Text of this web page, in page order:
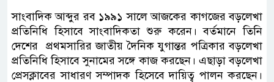
সাংবাদিক আব্দুর রব ১৯৯১ সালে আজকের কাগজের বড়লেখা
প্রতিনিধি হিসাবে সাংবাদিকতা শুরু করেন। বর্তমানে তিনি
দেশের প্রথমসারির জাতীয় দৈনিক যুগান্তর পত্রিকার বড়লেখা
প্রতিনিধি হিসাবে সুনামের সঙ্গে কাজ করছেন। এছাড়া বড়লেখা
প্রেসক্লাবের সাধারণ সম্পাদক হিসেবে দায়িত্ব পালন করছেন।